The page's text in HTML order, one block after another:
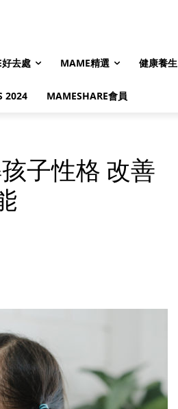
去處 MAME精選 健康養生
2024 MAMESHARE會員
子性格 改善